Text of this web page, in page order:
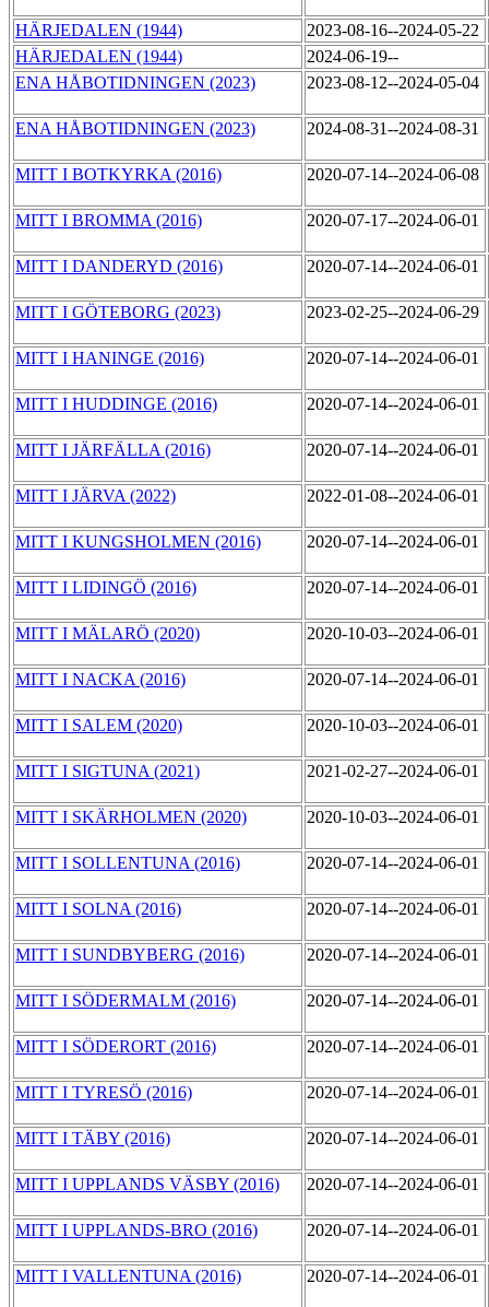
HÄRJEDALEN (1944)
2023-08-16--2024-05-22
HÄRJEDALEN (1944)
2024-06-19--
ENA HÅBOTIDNINGEN (2023)
2023-08-12--2024-05-04
ENA HÅBOTIDNINGEN (2023) 2024-08-31--2024-08-31
MITT I BOTKYRKA (2016) 2020-07-14--2024-06-08
MITT I BROMMA (2016) 2020-07-17--2024-06-01
MITT I DANDERYD (2016) 2020-07-14--2024-06-01
MITT I GÖTEBORG (2023) 2023-02-25--2024-06-29
MITT I HANINGE (2016) 2020-07-14--2024-06-01
MITT I HUDDINGE (2016) 2020-07-14--2024-06-01
MITT I JÄRFÄLLA (2016) 2020-07-14--2024-06-01
MITT I JÄRVA (2022) 2022-01-08--2024-06-01
MITT I KUNGSHOLMEN (2016) 2020-07-14--2024-06-01
MITT I LIDINGÖ (2016) 2020-07-14--2024-06-01
MITT I MÄLARÖ (2020) 2020-10-03--2024-06-01
MITT I NACKA (2016) 2020-07-14--2024-06-01
MITT I SALEM (2020) 2020-10-03--2024-06-01
MITT I SIGTUNA (2021) 2021-02-27--2024-06-01
MITT I SKÄRHOLMEN (2020) 2020-10-03--2024-06-01
MITT I SOLLENTUNA (2016) 2020-07-14--2024-06-01
MITT I SOLNA (2016) 2020-07-14--2024-06-01
MITT I SUNDBYBERG (2016) 2020-07-14--2024-06-01
MITT I SÖDERMALM (2016) 2020-07-14--2024-06-01
MITT I SÖDERORT (2016) 2020-07-14--2024-06-01
MITT I TYRESÖ (2016) 2020-07-14--2024-06-01
MITT I TÄBY (2016) 2020-07-14--2024-06-01
MITT I UPPLANDS VÄSBY (2016) 2020-07-14--2024-06-01
MITT I UPPLANDS-BRO (2016) 2020-07-14--2024-06-01
MITT I VALLENTUNA (2016) 2020-07-14--2024-06-01